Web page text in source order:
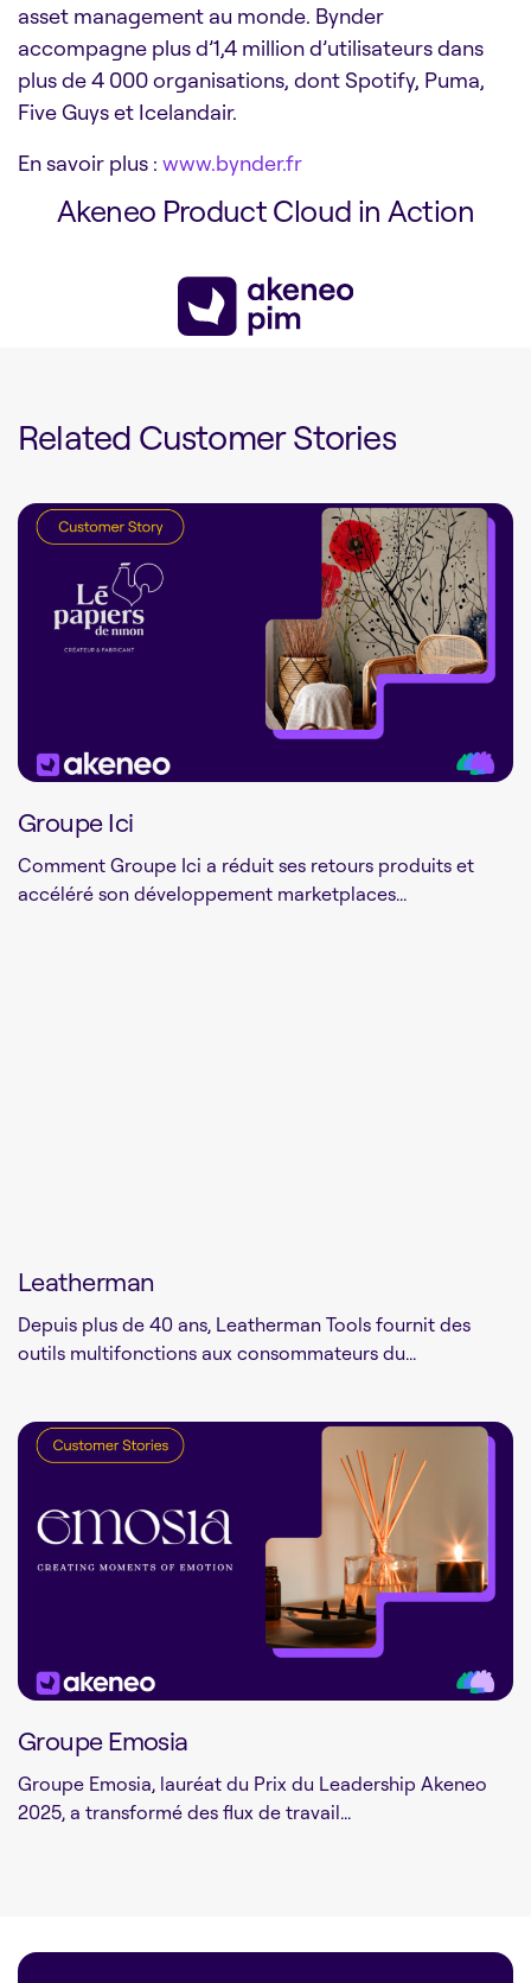
asset management au monde. Bynder
accompagne plus d’1,4 million d’utilisateurs dans
plus de 4 000 organisations, dont Spotify, Puma,
Five Guys et Icelandair.
En savoir plus : www.bynder.fr
Akeneo Product Cloud in Action
Related Customer Stories
Groupe Ici
Comment Groupe Ici a réduit ses retours produits et
accéléré son développement marketplaces...
Leatherman
Depuis plus de 40 ans, Leatherman Tools fournit des
outils multifonctions aux consommateurs du...
Groupe Emosia
Groupe Emosia, lauréat du Prix du Leadership Akeneo
2025, a transformé des flux de travail...